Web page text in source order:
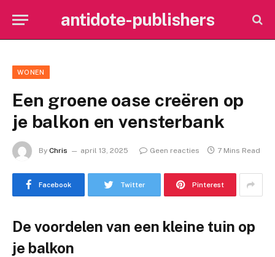
antidote-publishers
WONEN
Een groene oase creëren op
je balkon en vensterbank
By Chris april 13, 2025 Geen reacties 7 Mins Read
Facebook Twitter Pinterest
De voordelen van een kleine tuin op
je balkon